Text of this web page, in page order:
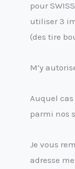
pour
utiliser 3
(des tire
M’y
Auquel
parmi nos
Je vous
adresse